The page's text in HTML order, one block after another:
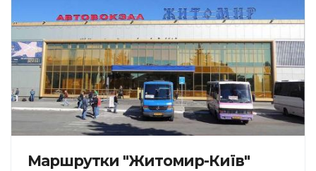
Маршрутки "Житомир-Київ"